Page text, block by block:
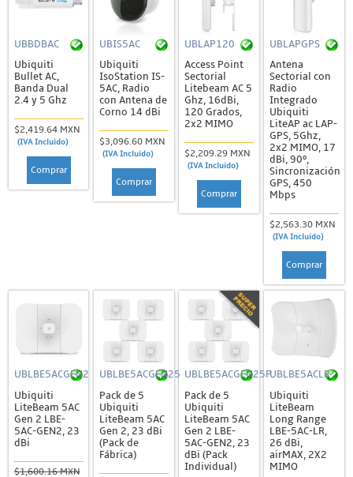
UBBDBAC
Ubiquiti
Bullet AC,
Banda Dual
2.4 y 5 Ghz
$2,419.64 MXN
(IVA Incluido)
Comprar
UBIS5AC
Ubiquiti
IsoStation IS-
5AC, Radio
con Antena de
Corno 14 dBi
$3,096.60 MXN
(IVA Incluido)
Comprar
UBLAP120
Access Point
Sectorial
Litebeam AC 5
Ghz, 16dBi,
120 Grados,
2x2 MIMO
$2,209.29 MXN
(IVA Incluido)
Comprar
UBLAPGPS
Antena
Sectorial con
Radio
Integrado
Ubiquiti
LiteAP ac LAP-
GPS, 5Ghz,
2x2 MIMO, 17
dBi, 90º,
Sincronización
GPS, 450
Mbps
$2,563.30 MXN
(IVA Incluido)
Comprar
UBLBE5ACGEN2
Ubiquiti
LiteBeam 5AC
Gen 2 LBE-
5AC-GEN2, 23
dBi
$1,600.16 MXN
UBLBE5ACGEN25
Pack de 5
Ubiquiti
LiteBeam 5AC
Gen 2, 23 dBi
(Pack de
Fábrica)
UBLBE5ACGEN25P
Pack de 5
Ubiquiti
LiteBeam 5AC
Gen 2 LBE-
5AC-GEN2, 23
dBi (Pack
Individual)
UBLBE5ACLR
Ubiquiti
LiteBeam
Long Range
LBE-5AC-LR,
26 dBi,
airMAX, 2X2
MIMO